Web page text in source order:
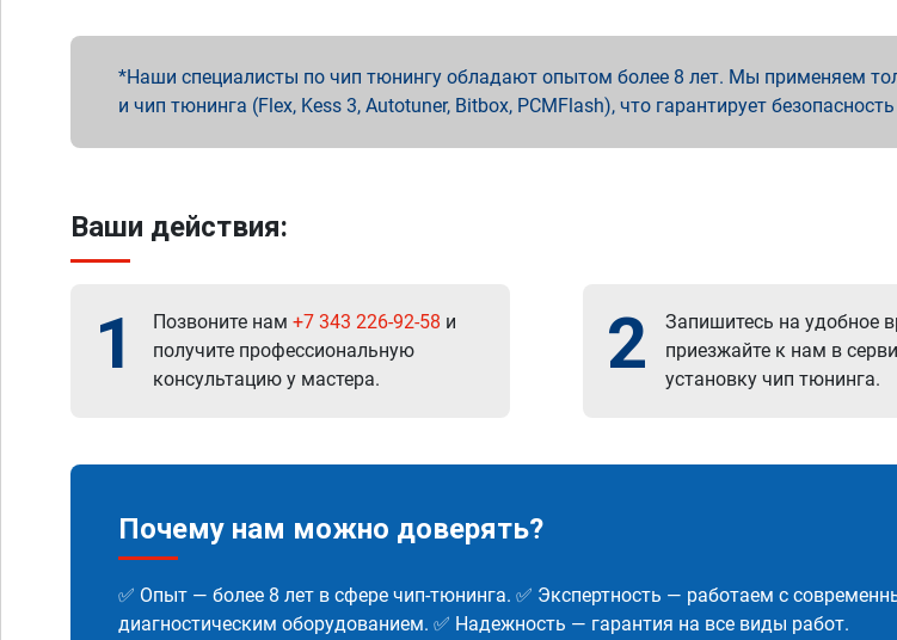
Наши специалисты по чип тюнингу обладают опытом более 8 лет. Мы применяем
и чип тюнинга (Flex, Kess 3, Autotuner, Bitbox, PCMFlash), что гарантирует
Ваши действия:
1 Позвоните нам +7 343 226-92-58 и
получите профессиональную
консультацию у мастера.
2
Запишитесь на удобное
приезжайте к нам в
установку чип тюнинга.
Почему нам можно доверять?
✅ Опыт — более 8 лет в сфере чип-тюнинга. ✅ Экспертность — работаем с
диагностическим оборудованием. ✅ Надежность — гарантия на все виды работ.